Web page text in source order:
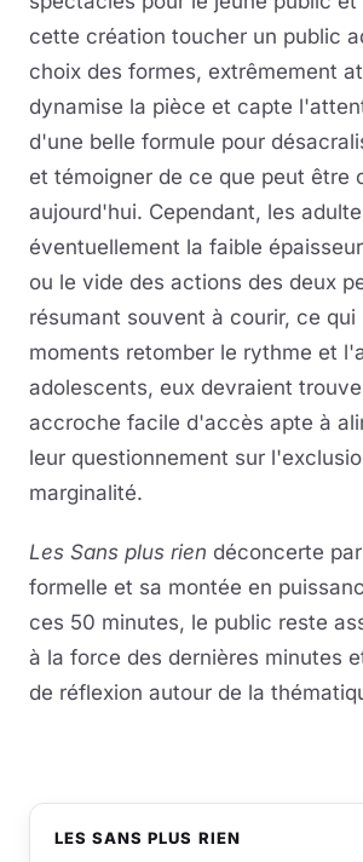
cette création toucher un public
choix des formes, extrêmement
dynamise la pièce et capte
d'une belle formule pour
et témoigner de ce que peut être
aujourd'hui. Cependant, les
éventuellement la faible
ou le vide des actions des deux
résumant souvent à courir, ce qui
moments retomber le rythme et
adolescents, eux devraient
accroche facile d'accès apte à
leur questionnement sur
marginalité.
Les Sans plus rien déconcerte
formelle et sa montée en
ces 50 minutes, le public reste
à la force des dernières minutes
de réflexion autour de la
LES SANS PLUS RIEN